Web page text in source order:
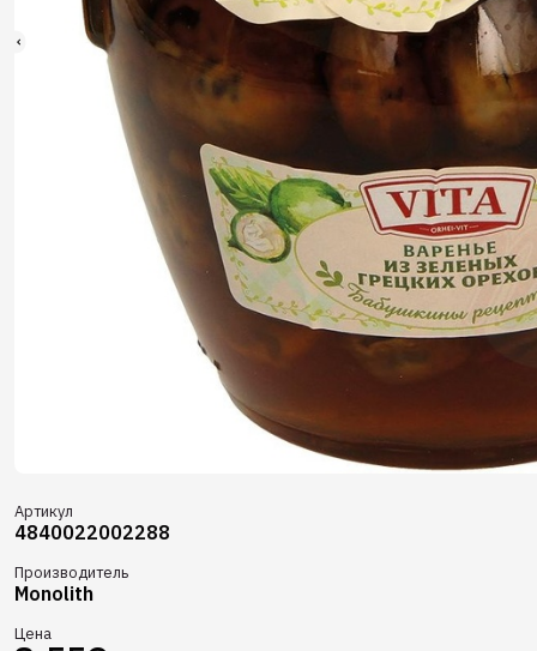
Артикул
4840022002288
Производитель
Monolith
Цена